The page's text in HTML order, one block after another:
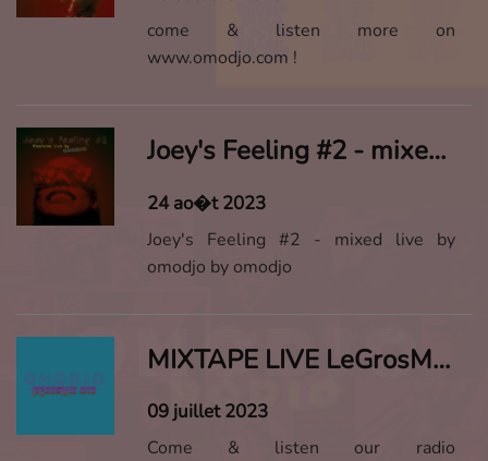
come & listen more on
www.omodjo.com !
Joey's Feeling #2 - mixed live by omodjo
24 ao�t 2023
Joey's Feeling #2 - mixed live by
omodjo by omodjo
MIXTAPE LIVE LeGrosMix ! #10
09 juillet 2023
Come & listen our radio